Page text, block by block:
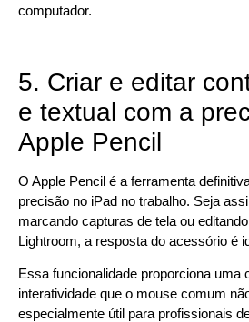
computador.
5. Criar e editar
e textual com a
Apple Pencil
O Apple Pencil é a ferramenta
precisão no iPad no trabalho. Seja
marcando capturas de tela ou
Lightroom, a resposta do acessório é
Essa funcionalidade proporciona uma
interatividade que o mouse comum
especialmente útil para profissionais